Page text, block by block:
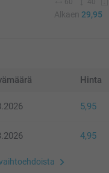
60 40
Alkaen 29,95
Hinta
5,95
4,95